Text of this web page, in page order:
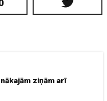
ziņām arī